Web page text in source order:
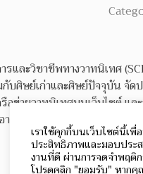
และวิชาชีพทางวาทนิเทศ
บศิษย์เก่าและศิษย์ปัจจุบัน จัด
อข่ายวาทนิเทศบนเว็บไซต์ แล
ารมงกุฎสมมติวงศ์ คณะนิเทศ
เราใช้คุกกี้บนเว็บไซต์นี้เ
ประสิทธิภาพและมอบประ
งานที่ดี ผ่านการจดจำพฤติ
โปรดคลิก "ยอมรับ" หาก